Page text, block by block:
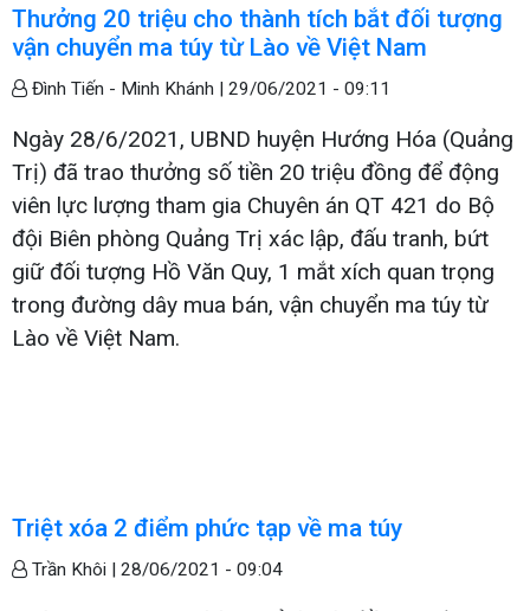
Thưởng 20 triệu cho thành tích bắt đối tượng
vận chuyển ma túy từ Lào về Việt Nam
Đình Tiến - Minh Khánh | 29/06/2021 - 09:11
Ngày 28/6/2021, UBND huyện Hướng Hóa (Quảng
Trị) đã trao thưởng số tiền 20 triệu đồng để động
viên lực lượng tham gia Chuyên án QT 421 do Bộ
đội Biên phòng Quảng Trị xác lập, đấu tranh, bứt
giữ đối tượng Hồ Văn Quy, 1 mắt xích quan trọng
trong đường dây mua bán, vận chuyển ma túy từ
Lào về Việt Nam.
Triệt xóa 2 điểm phức tạp về ma túy
Trần Khôi | 28/06/2021 - 09:04